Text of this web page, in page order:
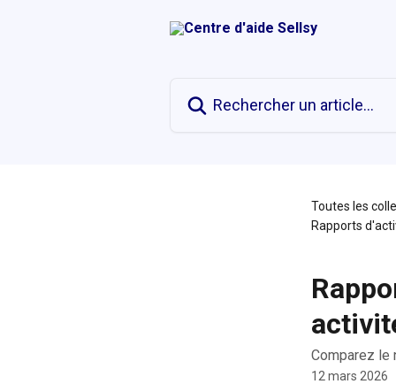
Toutes les
Rapports
Comparez le
12 mars 2026